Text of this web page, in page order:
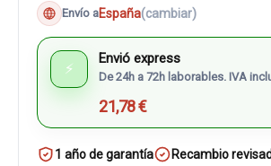
Envío aEspaña(cambiar)
⚡
Envió express
De 24h a 72h laborables. IVA
21,78 €
1 año de garantía
Recambio